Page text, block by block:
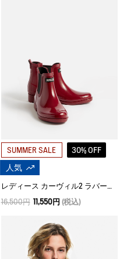
SUMMER SALE
30% OFF
人気
レディース カーヴィル2 ラバーブーツ
16,500円 11,550円 (税込)